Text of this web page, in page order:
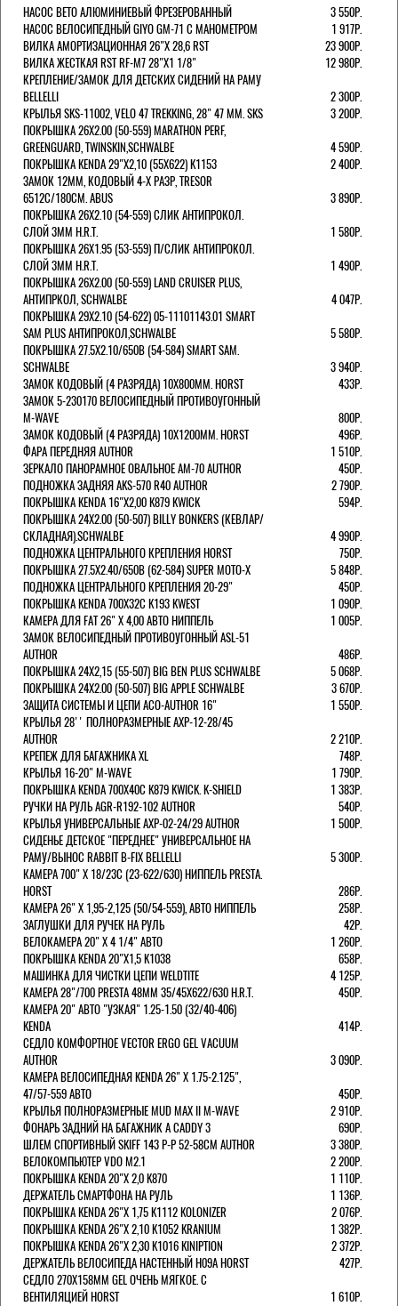
НАСОС BETO АЛЮМИНИЕВЫЙ ФРЕЗЕРОВАННЫЙ
3 550Р.
НАСОС ВЕЛОСИПЕДНЫЙ GIYO GM-71 С МАНОМЕТРОМ
1 917Р.
ВИЛКА АМОРТИЗАЦИОННАЯ 26"Х 28,6 RST
23 900Р.
ВИЛКА ЖЕСТКАЯ RST RF-M7 28"Х1 1/8"
12 980Р.
КРЕПЛЕНИЕ/ЗАМОК ДЛЯ ДЕТСКИХ СИДЕНИЙ НА РАМУ
BELLELLI
2 300Р.
КРЫЛЬЯ SKS-11002, VELO 47 TREKKING, 28" 47 ММ. SKS
3 200Р.
ПОКРЫШКА 26X2.00 (50-559) MARATHON PERF,
GREENGUARD, TWINSKIN,SCHWALBE
4 590Р.
ПОКРЫШКА KENDA 29"Х2,10 (55X622) K1153
2 400Р.
ЗАМОК 12ММ, КОДОВЫЙ 4-Х РАЗР, TRESOR
6512C/180СМ. ABUS
3 890Р.
ПОКРЫШКА 26X2.10 (54-559) СЛИК АНТИПРОКОЛ.
СЛОЙ 3ММ H.R.T.
1 580Р.
ПОКРЫШКА 26X1.95 (53-559) П/СЛИК АНТИПРОКОЛ.
СЛОЙ 3ММ H.R.T.
1 490Р.
ПОКРЫШКА 26X2.00 (50-559) LAND CRUISER PLUS,
АНТИПРКОЛ, SCHWALBE
4 047Р.
ПОКРЫШКА 29X2.10 (54-622) 05-11101143.01 SMART
SAM PLUS АНТИПРОКОЛ,SCHWALBE
5 580Р.
ПОКРЫШКА 27.5X2.10/650B (54-584) SMART SAM.
SCHWALBE
3 940Р.
ЗАМОК КОДОВЫЙ (4 РАЗРЯДА) 10Х800ММ. HORST
433Р.
ЗАМОК 5-230170 ВЕЛОСИПЕДНЫЙ ПРОТИВОУГОННЫЙ
M-WAVE
800Р.
ЗАМОК КОДОВЫЙ (4 РАЗРЯДА) 10Х1200ММ. HORST
496Р.
ФАРА ПЕРЕДНЯЯ AUTHOR
1 510Р.
ЗЕРКАЛО ПАНОРАМНОЕ ОВАЛЬНОЕ AM-70 AUTHOR
450Р.
ПОДНОЖКА ЗАДНЯЯ AKS-570 R40 AUTHOR
2 790Р.
ПОКРЫШКА KENDA 16"Х2,00 K879 KWICK
594Р.
ПОКРЫШКА 24X2.00 (50-507) BILLY BONKERS (КЕВЛАР/
СКЛАДНАЯ).SCHWALBE
4 990Р.
ПОДНОЖКА ЦЕНТРАЛЬНОГО КРЕПЛЕНИЯ HORST
750Р.
ПОКРЫШКА 27.5X2.40/650B (62-584) SUPER MOTO-X
5 848Р.
ПОДНОЖКА ЦЕНТРАЛЬНОГО КРЕПЛЕНИЯ 20-29"
450Р.
ПОКРЫШКА KENDA 700Х32С K193 KWEST
1 090Р.
КАМЕРА ДЛЯ FAT 26" X 4,00 АВТО НИППЕЛЬ
1 005Р.
ЗАМОК ВЕЛОСИПЕДНЫЙ ПРОТИВОУГОННЫЙ ASL-51
AUTHOR
486Р.
ПОКРЫШКА 24X2,15 (55-507) BIG BEN PLUS SCHWALBE
5 068Р.
ПОКРЫШКА 24X2.00 (50-507) BIG APPLE SCHWALBE
3 670Р.
ЗАЩИТА СИСТЕМЫ И ЦЕПИ ACO-AUTHOR 16"
1 550Р.
КРЫЛЬЯ 28'' ПОЛНОРАЗМЕРНЫЕ AXP-12-28/45
AUTHOR
2 210Р.
КРЕПЕЖ ДЛЯ БАГАЖНИКА XL
748Р.
КРЫЛЬЯ 16-20" M-WAVE
1 790Р.
ПОКРЫШКА KENDA 700Х40С K879 KWICK. K-SHIELD
1 383Р.
РУЧКИ НА РУЛЬ AGR-R192-102 AUTHOR
540Р.
КРЫЛЬЯ УНИВЕРСАЛЬНЫЕ AXP-02-24/29 AUTHOR
1 500Р.
СИДЕНЬЕ ДЕТСКОЕ "ПЕРЕДНЕЕ" УНИВЕРСАЛЬНОЕ НА
РАМУ/ВЫНОС RABBIT B-FIX BELLELLI
5 300Р.
КАМЕРА 700" Х 18/23C (23-622/630) НИППЕЛЬ PRESTA.
HORST
286Р.
КАМЕРА 26" X 1,95-2,125 (50/54-559), АВТО НИППЕЛЬ
258Р.
ЗАГЛУШКИ ДЛЯ РУЧЕК НА РУЛЬ
42Р.
ВЕЛОКАМЕРА 20" Х 4 1/4" АВТО
1 260Р.
ПОКРЫШКА KENDA 20"Х1,5 K1038
658Р.
МАШИНКА ДЛЯ ЧИСТКИ ЦЕПИ WELDTITE
4 125Р.
КАМЕРА 28"/700 PRESTA 48ММ 35/45Х622/630 H.R.T.
450Р.
КАМЕРА 20" АВТО "УЗКАЯ" 1.25-1.50 (32/40-406)
KENDA
414Р.
СЕДЛО КОМФОРТНОЕ VECTOR ERGO GEL VACUUM
AUTHOR
3 090Р.
КАМЕРА ВЕЛОСИПЕДНАЯ KENDA 26" Х 1.75-2.125",
47/57-559 АВТО
450Р.
КРЫЛЬЯ ПОЛНОРАЗМЕРНЫЕ MUD MAX II M-WAVE
2 910Р.
ФОНАРЬ ЗАДНИЙ НА БАГАЖНИК A CADDY 3
690Р.
ШЛЕМ СПОРТИВНЫЙ SKIFF 143 Р-Р 52-58СМ AUTHOR
3 380Р.
ВЕЛОКОМПЬЮТЕР VDO M2.1
2 200Р.
ПОКРЫШКА KENDA 20"Х 2,0 K870
1 110Р.
ДЕРЖАТЕЛЬ СМАРТФОНА НА РУЛЬ
1 136Р.
ПОКРЫШКА KENDA 26"Х 1,75 K1112 KOLONIZER
2 076Р.
ПОКРЫШКА KENDA 26"Х 2,10 K1052 KRANIUM
1 382Р.
ПОКРЫШКА KENDA 26"Х 2,30 K1016 KINIPTION
2 372Р.
ДЕРЖАТЕЛЬ ВЕЛОСИПЕДА НАСТЕННЫЙ H09A HORST
427Р.
СЕДЛО 270Х158ММ GEL ОЧЕНЬ МЯГКОЕ. С
ВЕНТИЛЯЦИЕЙ HORST
1 610Р.